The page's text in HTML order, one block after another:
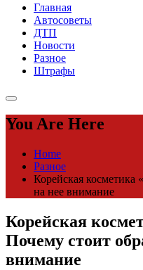
Главная
Автосоветы
ДТП
Новости
Разное
Штрафы
You Are Here
Home
Разное
Корейская косметика
на нее внимание
Корейская
Почему стоит
внимание